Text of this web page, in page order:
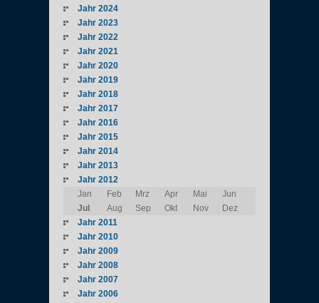
Jahr 2024
Jahr 2023
Jahr 2022
Jahr 2021
Jahr 2020
Jahr 2019
Jahr 2018
Jahr 2017
Jahr 2016
Jahr 2015
Jahr 2014
Jahr 2013
Jahr 2012
Jan
Feb Mrz Apr Mai
Jun
Jul
Aug Sep Okt Nov
Dez
Jahr 2011
Jahr 2010
Jahr 2009
Jahr 2008
Jahr 2007
Jahr 2006